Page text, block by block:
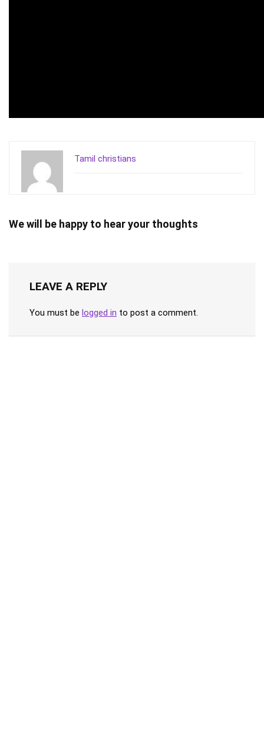
Tamil christians
We will be happy to hear your thoughts
LEAVE A REPLY
You must be logged in to post a comment.